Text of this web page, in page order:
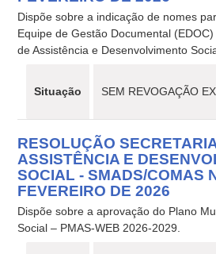
Dispõe sobre a indicação de nomes
Equipe de Gestão Documental
de Assistência e Desenvolvimento
Situação SEM REVOGAÇÃO
RESOLUÇÃO
ASSISTÊNCIA E
SOCIAL - SMADS/COMAS
FEVEREIRO DE 2026
Dispõe sobre a aprovação do Plano
Social – PMAS-WEB 2026-2029.